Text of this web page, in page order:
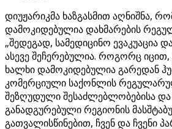
დიუჟარიკმა ხაზგასმით აღნიშნა,
დამოკიდებულია დახმარების
„შედეგად, სამედიცინო ევაკუაცია
ასევე შეჩერებულია. როგორც იცით,
ხალხი დამოკიდებულია გარედან
კომერციული საქონლის
შეზღუდული შესაძლებლობებისა
განადგურებული რეგიონის
გათვალისწინებით, ჩვენ და ჩვენი